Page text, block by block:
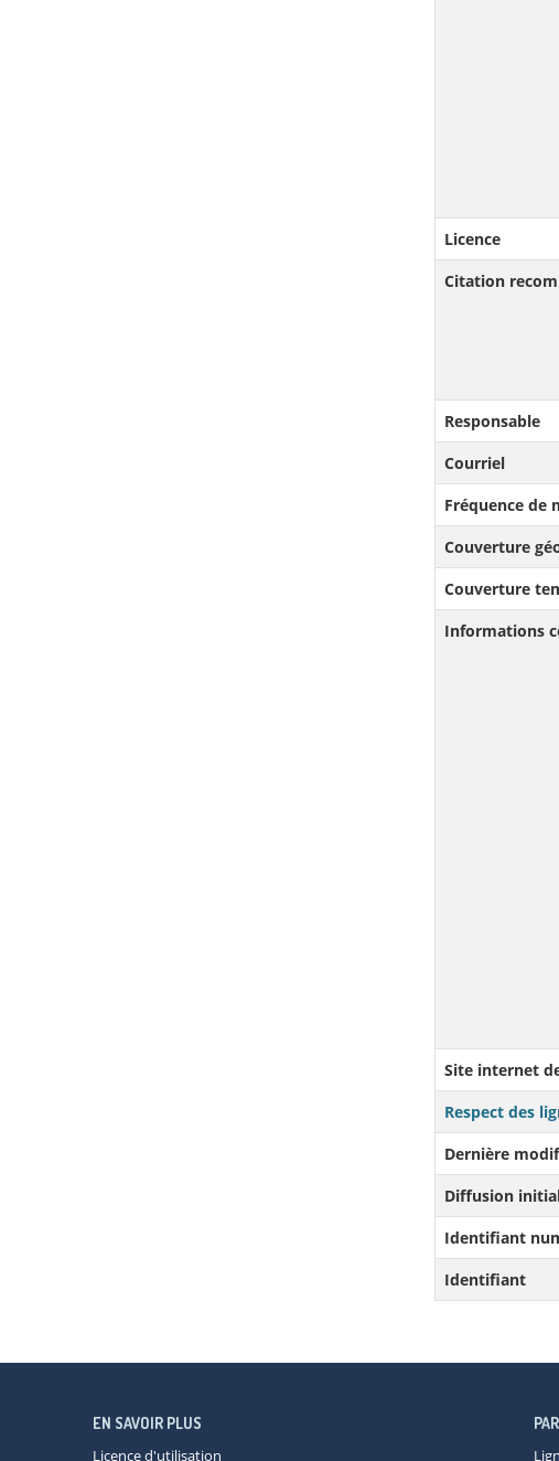
Licence
Citation
Responsable
Courriel
Fréquence de
Couverture
Couverture
Informations
Site internet
Respect des
Dernière
Diffusion
Identifiant
Identifiant
EN SAVOIR PLUS
Licence d'utilisation